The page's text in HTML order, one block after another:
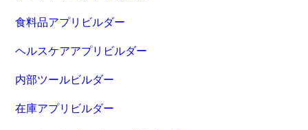
食料品アプリビルダー
ヘルスケアアプリビルダー
内部ツールビルダー
在庫アプリビルダー